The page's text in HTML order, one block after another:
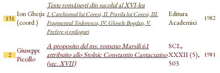
131
Ion Gheție
(coord.)
Texte românești din secolul al XVI-lea
I. Catehismul lui Coresi, II. Pravila lui Coresi, III.
Fragmentul Todorescu, IV. Glosele Bogdan, V.
Prefețe și epiloguri
Editura
Academiei
1982
2
Giuseppe
Piccillo
A proposito del ms. romeno Marsili 61
attribuito allo Stolnic Constantin Cantacuzino
(sec. XVII)
SCL,
XXXII (5),
503
1981